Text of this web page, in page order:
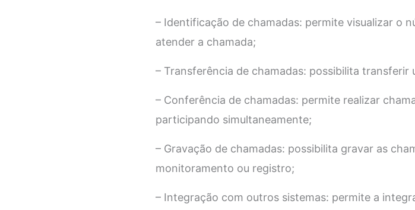
– Identificação de chamadas: permite visualizar o
atender a chamada;
– Transferência de chamadas: possibilita
– Conferência de chamadas: permite realizar
participando simultaneamente;
– Gravação de chamadas: possibilita gravar as
monitoramento ou registro;
– Integração com outros sistemas: permite a